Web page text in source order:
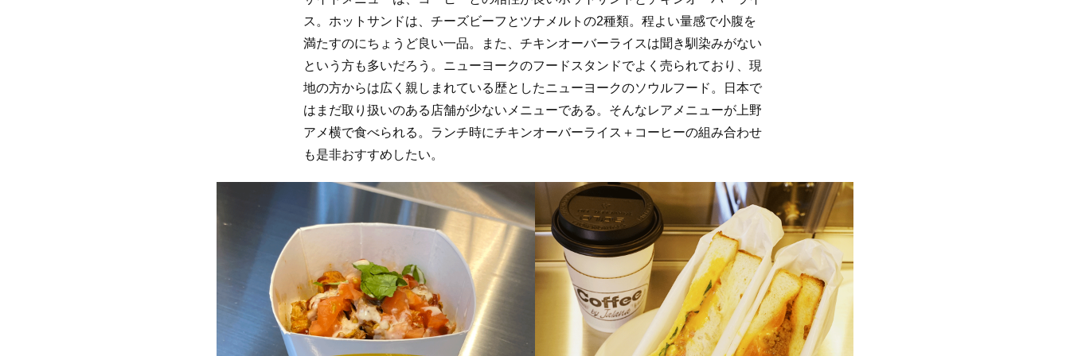
ス。ホットサンドは、チーズビーフとツナメルトの2種類。程よい量感で小腹を
満たすのにちょうど良い一品。また、チキンオーバーライスは聞き馴染みがない
という方も多いだろう。ニューヨークのフードスタンドでよく売られており、現
地の方からは広く親しまれている歴としたニューヨークのソウルフード。日本で
はまだ取り扱いのある店舗が少ないメニューである。そんなレアメニューが上野
アメ横で食べられる。ランチ時にチキンオーバーライス＋コーヒーの組み合わせ
も是非おすすめしたい。